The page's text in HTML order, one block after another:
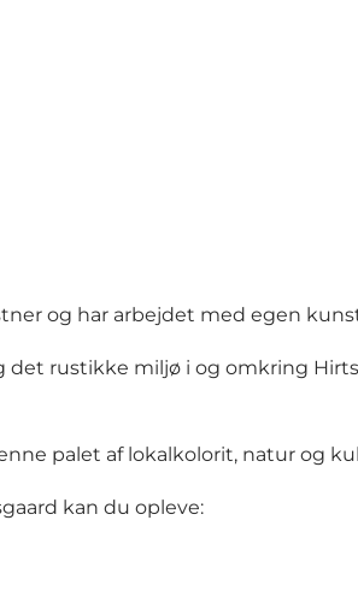
og har arbejdet med egen
det rustikke miljø i og omkring
palet af lokalkolorit, natur og
kan du opleve: